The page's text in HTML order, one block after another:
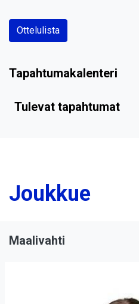
Ottelulista
Tapahtumakalenteri
Tulevat tapahtumat
Joukkue
Maalivahti